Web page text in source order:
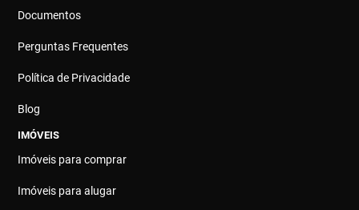
Documentos
Perguntas Frequentes
Política de Privacidade
Blog
IMÓVEIS
Imóveis para comprar
Imóveis para alugar